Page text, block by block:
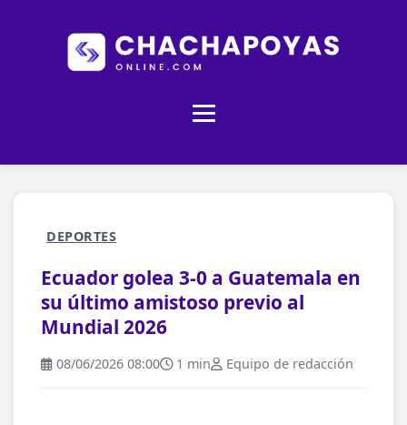
DEPORTES
Ecuador golea 3-0 a Guatemala en
su último amistoso previo al
Mundial 2026
08/06/2026 08:00 1 min Equipo de redacción